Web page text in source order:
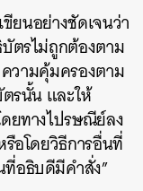
ยนอย่างชัดเจนว่า
ตรไม่ถูกต้องตาม
วามคุ้มครองตาม
รนั้น และให้
ยทางไปรษณีย์ลง
อโดยวิธีการอื่นที่
อธิบดีมีคำสั่ง”